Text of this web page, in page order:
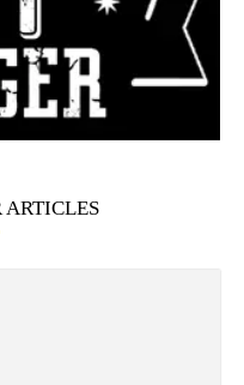
ARTICLES